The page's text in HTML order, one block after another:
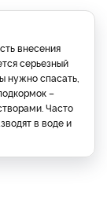
внесения
серьезный
нужно спасать,
–
Часто
в воде и